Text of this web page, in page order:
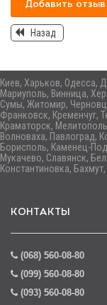
Добавить отзыв
Назад
Киев, Харьков, Одесса,
Мариуполь, Винница,
Сумы, Житомир,
Франковск, Кременчуг,
Краматорск,
Волноваха, Павлоград,
Борисполь, Каменец-
Мукачево, Славянск,
Константиновка,
КОНТАКТЫ
(068) 560-08-80
(099) 560-08-80
(093) 560-08-80